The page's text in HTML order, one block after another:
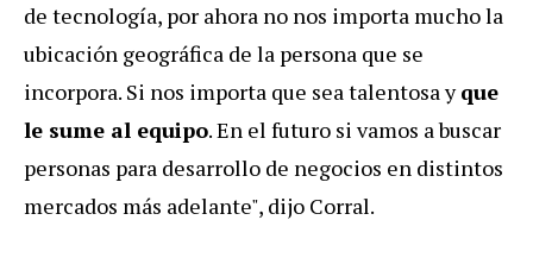
de tecnología, por ahora no nos importa mucho la
ubicación geográfica de la persona que se
incorpora. Si nos importa que sea talentosa yque
le sume al equipo. En el futuro si vamos a buscar
personas para desarrollo de negocios en distintos
mercados más adelante", dijo Corral.